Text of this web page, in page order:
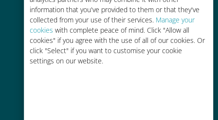
information that you've provided to them or that they've
collected from your use of their services. Manage your
cookies with complete peace of mind. Click "Allow all
cookies" if you agree with the use of all of our cookies. Or
click "Select" if you want to customise your cookie
settings on our website.
かんたん追加購入
Wi-Fiやデータ残量がなくても、